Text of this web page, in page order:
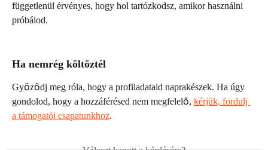
függetlenül érvényes, hogy hol tartózkodsz, amikor használni
próbálod.
Ha nemrég költöztél
Győződj meg róla, hogy a profiladataid naprakészek. Ha úgy
gondolod, hogy a hozzáférésed nem megfelelő, kérjük, fordulj
a támogatói csapatunkhoz.